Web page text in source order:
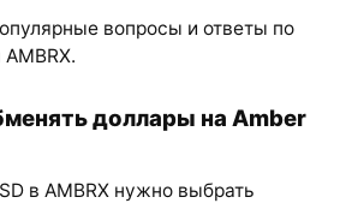
вопросы и ответы по
доллары на Amber
в AMBRX нужно выбрать